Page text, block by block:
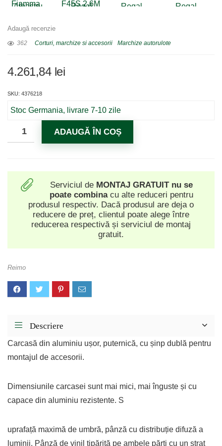
Adaugă recenzie
362 Corturi, marchize si accesorii Marchize autorulote
4.261,84 lei
SKU: 4376218
Stoc Germania, livrare 7-10 zile
ADAUGĂ ÎN COȘ
Serviciul de MONTAJ GRATUIT nu se
poate combinacu alte reduceri pentru
produsul respectiv. Dacă produsul are deja o
reducere de preț, clientul poate alege între
reducerea respectivă și serviciul de montaj
gratuit.
Reimo
Descriere
Carcasă din aluminiu ușor, puternică, cu șinp dublă pentru
montajul de accesorii.
Dimensiunile carcasei sunt mai mici, mai înguste și cu
capace din aluminiu rezistente. S
uprafață maximă de umbră, pânză cu distribuție difuză a
luminii. Pânză de vinil tipărită pe ambele părți cu un strat